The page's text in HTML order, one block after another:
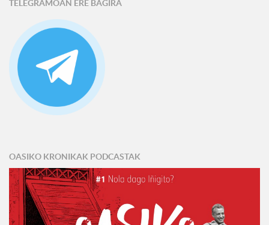
TELEGRAMOAN ERE BAGIRA
OASIKO KRONIKAK PODCASTAK